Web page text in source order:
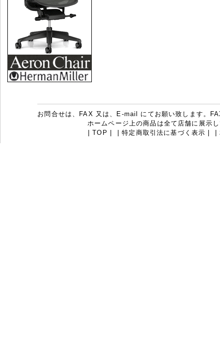
お問合せは、FAX 又は、E-mail にてお願い致します。
ホームページ上の商品は全て店舗に展示
|TOP |特定商取引法に基づく表示 |